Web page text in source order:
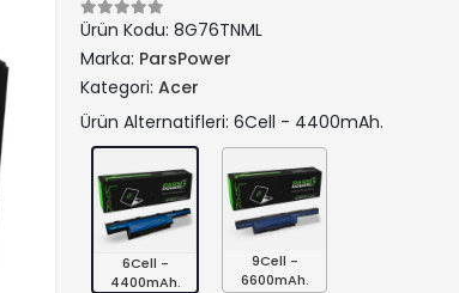
Ürün Kodu: 8G76TNML
Marka: ParsPower
Kategori: Acer
Ürün Alternatifleri: 6Cell - 4400mAh.
6Cell -
4400mAh.
9Cell -
6600mAh.